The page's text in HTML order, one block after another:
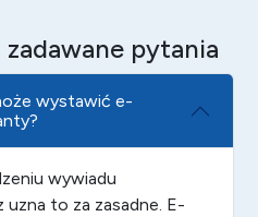
zadawane pytania
wystawić e-
wywiadu
to za zasadne. E-